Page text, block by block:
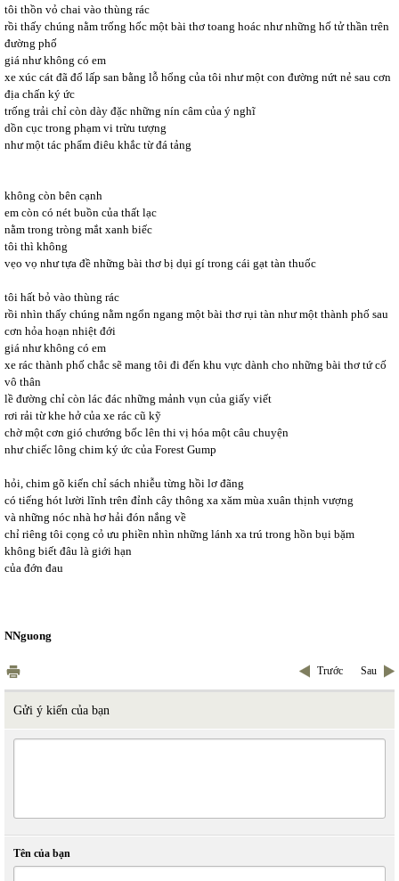
tôi thồn vỏ chai vào thùng rác
rồi thấy chúng nằm trống hốc một bài thơ toang hoác như những hố tử thần trên
đường phố
giá như không có em
xe xúc cát đã đổ lấp san bằng lỗ hổng của tôi như một con đường nứt nẻ sau cơn
địa chấn ký ức
trống trải chỉ còn dày đặc những nín câm của ý nghĩ
dồn cục trong phạm vi trừu tượng
như một tác phẩm điêu khắc từ đá tảng
không còn bên cạnh
em còn có nét buồn của thất lạc
nằm trong tròng mắt xanh biếc
tôi thì không
vẹo vọ như tựa đề những bài thơ bị dụi gí trong cái gạt tàn thuốc
tôi hất bỏ vào thùng rác
rồi nhìn thấy chúng nằm ngổn ngang một bài thơ rụi tàn như một thành phố sau
cơn hỏa hoạn nhiệt đới
giá như không có em
xe rác thành phố chắc sẽ mang tôi đi đến khu vực dành cho những bài thơ tứ cố
vô thân
lề đường chỉ còn lác đác những mảnh vụn của giấy viết
rơi rải từ khe hở của xe rác cũ kỹ
chờ một cơn gió chướng bốc lên thi vị hóa một câu chuyện
như chiếc lông chim ký ức của Forest Gump
hỏi, chim gõ kiến chỉ sách nhiễu từng hồi lơ đãng
có tiếng hót lười lĩnh trên đỉnh cây thông xa xăm mùa xuân thịnh vượng
và những nóc nhà hơ hải đón nắng về
chỉ riêng tôi cọng cỏ ưu phiền nhìn những lánh xa trú trong hồn bụi bặm
không biết đâu là giới hạn
của đớn đau
NNguong
Trước Sau
Gửi ý kiến của bạn
Tên của bạn